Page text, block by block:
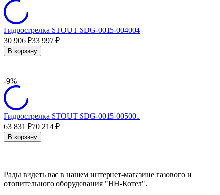
Гидрострелка STOUT SDG-0015-004004
30 906 ₽33 997 ₽
В корзину
-9%
Гидрострелка STOUT SDG-0015-005001
63 831
₽70 214 ₽
В корзину
Рады видеть вас в нашем интернет-магазине газового и
отопительного оборудования "НН-Котел".